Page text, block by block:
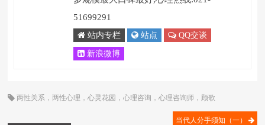
51699291
站内专栏 站点 QQ交谈
新浪微博
两性关系 ，两性心理 ，心灵花园 ，心理咨询 ，心理咨询师 ， 顾歌
当代人分手须知（一）